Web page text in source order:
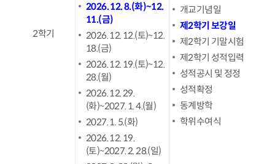
2학기
2026. 12. 8.(화)~12.
11.(금)
2026. 12. 12.(토)~12.
18.(금)
2026. 12. 19.(토)~12.
28.(월)
2026. 12. 29.
(화)~2027. 1. 4.(월)
2027. 1. 5.(화)
2026. 12. 19.
(토)~2027. 2. 28.(일)
개교기념일
제2학기 보강일
제2학기 기말시험
제2학기 성적입력
성적공시 및 정정
성적확정
동계방학
학위수여식